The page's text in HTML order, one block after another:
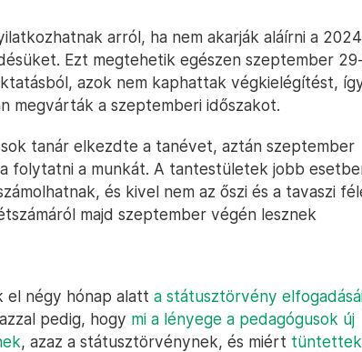
arról, ha nem akarják aláírni a
Ezt megtehetik egészen szeptember
azok nem kaphattak végkielégítést,
megvárták a szeptemberi időszakot.
tanár elkezdte a tanévet, aztán szeptember
folytatni a munkát. A tantestületek jobb
és kivel nem az őszi és a tavaszi
majd szeptember végén lesznek
négy hónap alatt a státusztörvény
pedig, hogy mi a lényege a pedagógusok új
, azaz a státusztörvénynek, és miért